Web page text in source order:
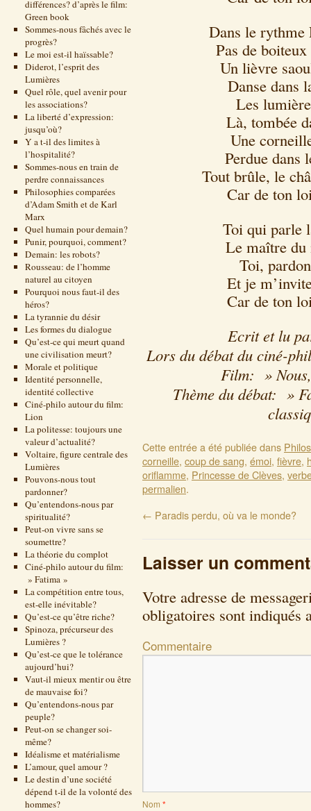
différences? d’après le film:
Green book
Sommes-nous fâchés avec le
progrès?
Le moi est-il haïssable?
Diderot, l’esprit des
Lumières
Quel rôle, quel avenir pour
les associations?
La liberté d’expression:
jusqu’où?
Y a t-il des limites à
l’hospitalité?
Sommes-nous en train de
perdre connaissances
Philosophies comparées
d’Adam Smith et de Karl
Marx
Quel humain pour demain?
Punir, pourquoi, comment?
Demain: les robots?
Rousseau: de l’homme
naturel au citoyen
Pourquoi nous faut-il des
héros?
La tyrannie du désir
Les formes du dialogue
Qu’est-ce qui meurt quand
une civilisation meurt?
Morale et politique
Identité personnelle,
identité collective
Ciné-philo autour du film:
Lion
La politesse: toujours une
valeur d’actualité?
Voltaire, figure centrale des
Lumières
Pouvons-nous tout
pardonner?
Qu’entendons-nous par
spiritualité?
Peut-on vivre sans se
soumettre?
La théorie du complot
Ciné-philo autour du film:
» Fatima »
La compétition entre tous,
est-elle inévitable?
Qu’est-ce qu’être riche?
Spinoza, précurseur des
Lumières ?
Qu’est-ce que le tolérance
aujourd’hui?
Vaut-il mieux mentir ou être
de mauvaise foi?
Qu’entendons-nous par
peuple?
Peut-on se changer soi-
même?
Idéalisme et matérialisme
L’amour, quel amour ?
Le destin d’une société
dépend t-il de la volonté des
hommes?
Dans le rythme
Pas de
Un lièvre
Danse dans
Les
Là, tombée
Une
Perdue dans
Tout brûle, le
Car de ton
Toi qui parle
Le maître du
Toi,
Et je
Car de ton
Ecrit et lu
Lors du débat du ciné-
Film: »
Thème du débat: »
Cette entrée a été publiée dans
corneille, coup de sang, émoi, fièvre,
oriflamme, Princesse de Clèves,
permalien.
← Paradis perdu, où va le monde?
Laisser un
Votre adresse de
obligatoires sont indiqués
Commentaire
Nom *